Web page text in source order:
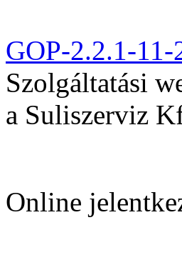
GOP-2.2.1-11-
Szolgáltatási
a Suliszerviz
Online